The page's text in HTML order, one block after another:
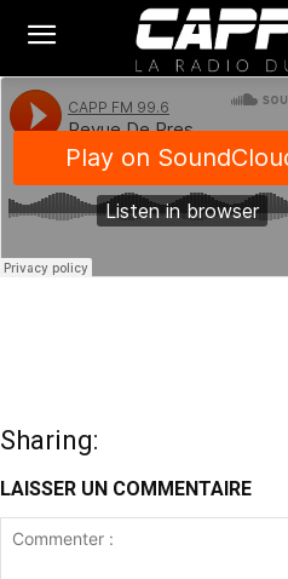
Sharing:
LAISSER UN COMMENTAIRE